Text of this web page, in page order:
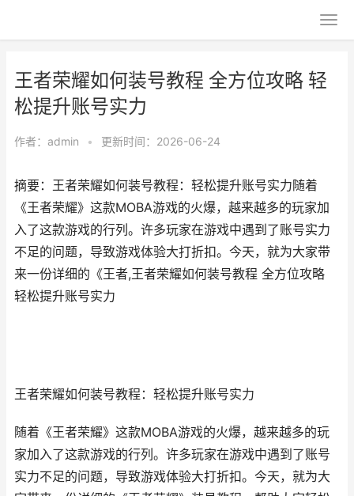
王者荣耀如何装号教程 全方位攻略 轻
松提升账号实力
作者： admin • 更新时间：2026-06-24
摘要：王者荣耀如何装号教程：轻松提升账号实力随着
《王者荣耀》这款MOBA游戏的火爆，越来越多的玩家加
入了这款游戏的行列。许多玩家在游戏中遇到了账号实力
不足的问题，导致游戏体验大打折扣。今天，就为大家带
来一份详细的《王者,王者荣耀如何装号教程 全方位攻略
轻松提升账号实力
王者荣耀如何装号教程：轻松提升账号实力
随着《王者荣耀》这款MOBA游戏的火爆，越来越多的玩
家加入了这款游戏的行列。许多玩家在游戏中遇到了账号
实力不足的问题，导致游戏体验大打折扣。今天，就为大